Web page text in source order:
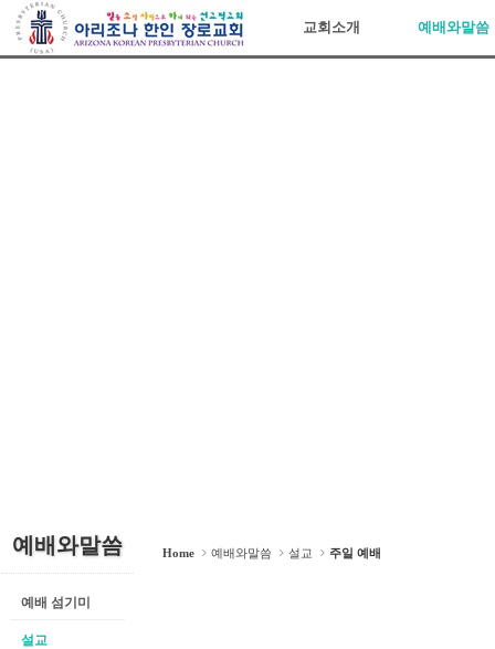
아리조나장로교회
교회소개 예배와말씀
예배와말씀
예배 섬기미
설교
Home 예배와말씀 설교 주일 예배